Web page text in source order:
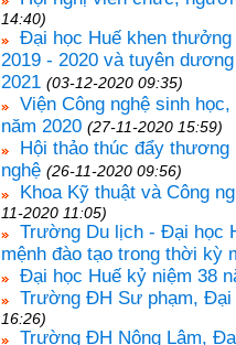
14:40)
Đại học Huế khen
2019 - 2020 và tuyên
2021 (03-12-2020 09:35)
Viện Công nghệ sinh
năm 2020 (27-11-2020 15:59)
Hội thảo thúc đẩy
nghệ (26-11-2020 09:56)
Khoa Kỹ thuật và Công
11-2020 11:05)
Trường Du lịch - Đại học
mệnh đào tạo trong thời kỳ
Đại học Huế kỷ niệm 38
Trường ĐH Sư phạm, Đại
16:26)
Trường ĐH Nông Lâm,